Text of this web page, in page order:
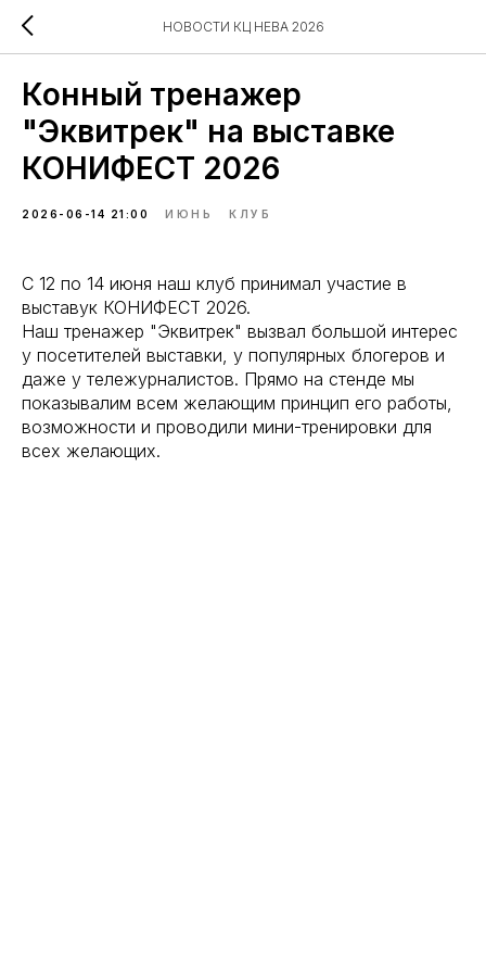
НОВОСТИ КЦ НЕВА 2026
Конный тренажер
"Эквитрек" на выставке
КОНИФЕСТ 2026
2026-06-14 21:00 ИЮНЬ КЛУБ
С 12 по 14 июня наш клуб принимал участие в
выставук КОНИФЕСТ 2026.
Наш тренажер "Эквитрек" вызвал большой интерес
у посетителей выставки, у популярных блогеров и
даже у тележурналистов. Прямо на стенде мы
показывалим всем желающим принцип его работы,
возможности и проводили мини-тренировки для
всех желающих.